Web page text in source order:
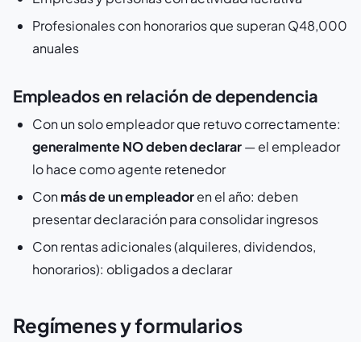
Profesionales con honorarios que superan Q48,000
anuales
Empleados en relación de dependencia
Con un solo empleador que retuvo correctamente:
generalmente NO deben declarar— el empleador
lo hace como agente retenedor
Conmás de un empleadoren el año: deben
presentar declaración para consolidar ingresos
Con rentas adicionales (alquileres, dividendos,
honorarios): obligados a declarar
Regímenes y formularios